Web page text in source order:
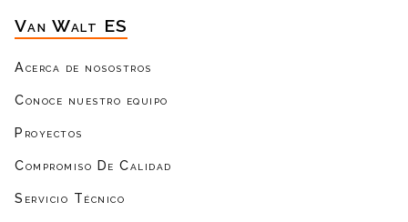
Van Walt ES
Acerca de nosostros
Conoce nuestro equipo
Proyectos
Compromiso De Calidad
Servicio Técnico